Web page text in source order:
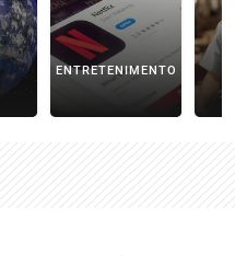
ENTRETENIMENTO